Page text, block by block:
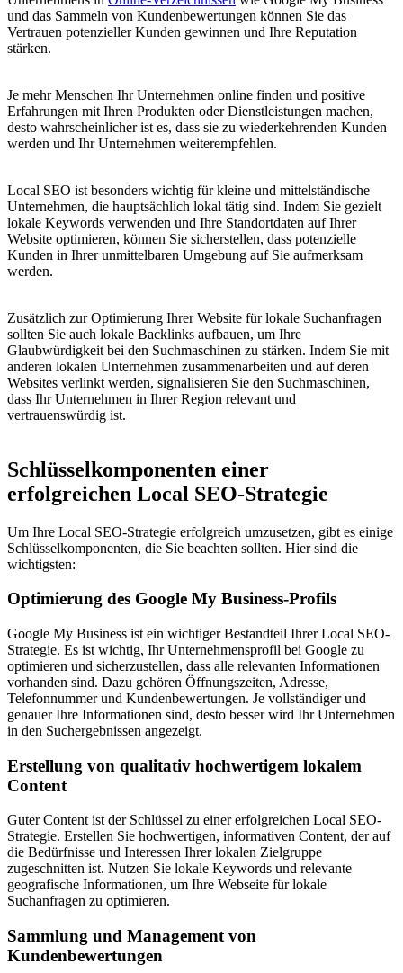
und das Sammeln von Kundenbewertungen können Sie das
Vertrauen potenzieller Kunden gewinnen und Ihre Reputation
stärken.
Je mehr Menschen Ihr Unternehmen online finden und positive
Erfahrungen mit Ihren Produkten oder Dienstleistungen machen,
desto wahrscheinlicher ist es, dass sie zu wiederkehrenden Kunden
werden und Ihr Unternehmen weiterempfehlen.
Local SEO ist besonders wichtig für kleine und mittelständische
Unternehmen, die hauptsächlich lokal tätig sind. Indem Sie gezielt
lokale Keywords verwenden und Ihre Standortdaten auf Ihrer
Website optimieren, können Sie sicherstellen, dass potenzielle
Kunden in Ihrer unmittelbaren Umgebung auf Sie aufmerksam
werden.
Zusätzlich zur Optimierung Ihrer Website für lokale Suchanfragen
sollten Sie auch lokale Backlinks aufbauen, um Ihre
Glaubwürdigkeit bei den Suchmaschinen zu stärken. Indem Sie mit
anderen lokalen Unternehmen zusammenarbeiten und auf deren
Websites verlinkt werden, signalisieren Sie den Suchmaschinen,
dass Ihr Unternehmen in Ihrer Region relevant und
vertrauenswürdig ist.
Schlüsselkomponenten einer
erfolgreichen Local SEO-Strategie
Um Ihre Local SEO-Strategie erfolgreich umzusetzen, gibt es einige
Schlüsselkomponenten, die Sie beachten sollten. Hier sind die
wichtigsten:
Optimierung des Google My Business-Profils
Google My Business ist ein wichtiger Bestandteil Ihrer Local SEO-
Strategie. Es ist wichtig, Ihr Unternehmensprofil bei Google zu
optimieren und sicherzustellen, dass alle relevanten Informationen
vorhanden sind. Dazu gehören Öffnungszeiten, Adresse,
Telefonnummer und Kundenbewertungen. Je vollständiger und
genauer Ihre Informationen sind, desto besser wird Ihr Unternehmen
in den Suchergebnissen angezeigt.
Erstellung von qualitativ hochwertigem lokalem
Content
Guter Content ist der Schlüssel zu einer erfolgreichen Local SEO-
Strategie. Erstellen Sie hochwertigen, informativen Content, der auf
die Bedürfnisse und Interessen Ihrer lokalen Zielgruppe
zugeschnitten ist. Nutzen Sie lokale Keywords und relevante
geografische Informationen, um Ihre Webseite für lokale
Suchanfragen zu optimieren.
Sammlung und Management von
Kundenbewertungen